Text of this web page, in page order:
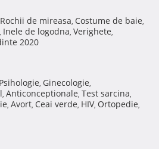
Rochii de mireasa, Costume de baie,
, Inele de logodna, Verighete,
2020
Psihologie, Ginecologie,
, Anticonceptionale, Test sarcina,
, Avort, Ceai verde, HIV, Ortopedie,